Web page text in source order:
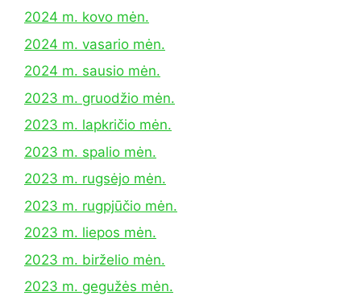
2024 m. kovo mėn.
2024 m. vasario mėn.
2024 m. sausio mėn.
2023 m. gruodžio mėn.
2023 m. lapkričio mėn.
2023 m. spalio mėn.
2023 m. rugsėjo mėn.
2023 m. rugpjūčio mėn.
2023 m. liepos mėn.
2023 m. birželio mėn.
2023 m. gegužės mėn.